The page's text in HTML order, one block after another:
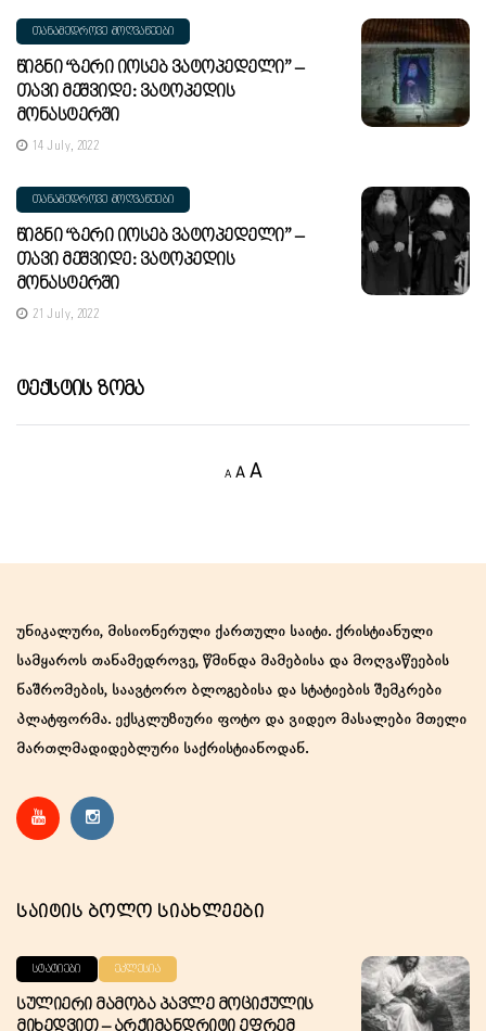
ᲗᲐᲜᲐᲛᲔᲓᲠᲝᲕᲔ ᲛᲝᲦᲕᲐᲬᲔᲔᲑᲘ
Წიგნი “ბერი Იოსებ Ვატოპედელი” –
Თავი Მეშვიდე: Ვატოპედის
Მონასტერში
14 July, 2022
ᲗᲐᲜᲐᲛᲔᲓᲠᲝᲕᲔ ᲛᲝᲦᲕᲐᲬᲔᲔᲑᲘ
Წიგნი “ბერი Იოსებ Ვატოპედელი” –
Თავი Მეშვიდე: Ვატოპედის
Მონასტერში
21 July, 2022
Ტექსტის Ზომა
A
Decrease
A Reset
AIncrease
უნიკალური, მისიონერული ქართული საიტი. ქრისტიანული
სამყაროს თანამედროვე, წმინდა მამებისა და მოღვაწეების
ნაშრომების, საავტორო ბლოგებისა და სტატიების შემკრები
პლატფორმა. ექსკლუზიური ფოტო და ვიდეო მასალები მთელი
მართლმადიდებლური საქრისტიანოდან.
Საიტის Ბოლო Სიახლეები
ᲡᲢᲐᲢᲘᲔᲑᲘ ᲔᲙᲚᲔᲡᲘᲐ
Სულიერი Მამობა Პავლე Მოციქულის
Მიხედვით – Არქიმანდრიტი Ეფრემ